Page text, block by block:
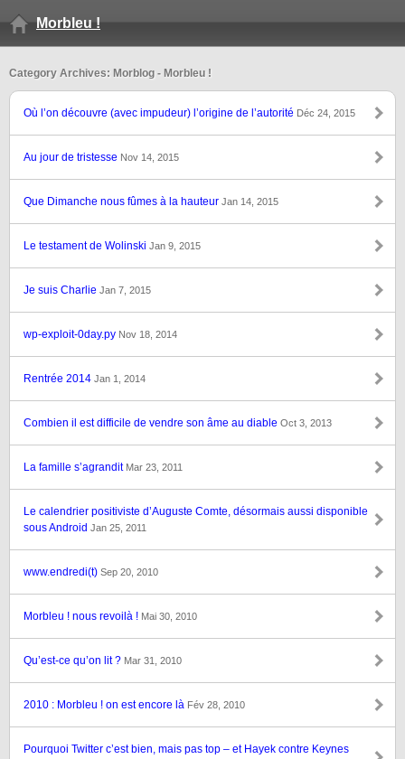
Morbleu !
Category Archives: Morblog - Morbleu !
Où l’on découvre (avec impudeur) l’origine de l’autorité Déc 24, 2015
Au jour de tristesse Nov 14, 2015
Que Dimanche nous fûmes à la hauteur Jan 14, 2015
Le testament de Wolinski Jan 9, 2015
Je suis Charlie Jan 7, 2015
wp-exploit-0day.py Nov 18, 2014
Rentrée 2014 Jan 1, 2014
Combien il est difficile de vendre son âme au diable Oct 3, 2013
La famille s’agrandit Mar 23, 2011
Le calendrier positiviste d’Auguste Comte, désormais aussi disponible
sous Android Jan 25, 2011
www.endredi(t) Sep 20, 2010
Morbleu ! nous revoilà ! Mai 30, 2010
Qu’est-ce qu’on lit ? Mar 31, 2010
2010 : Morbleu ! on est encore là Fév 28, 2010
Pourquoi Twitter c’est bien, mais pas top – et Hayek contre Keynes